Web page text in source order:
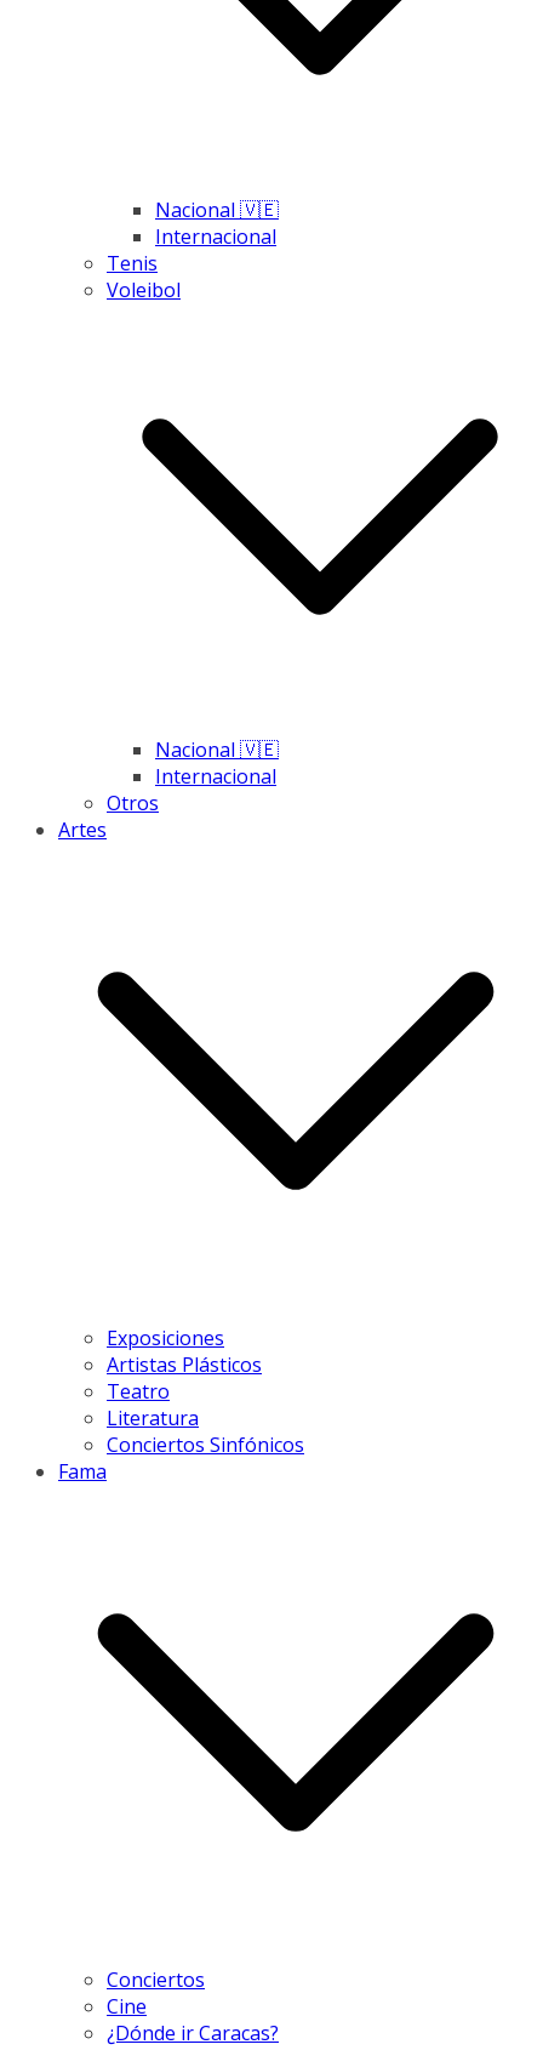
Nacional 🇻🇪
Internacional
Tenis
Voleibol
Nacional 🇻🇪
Internacional
Otros
Artes
Exposiciones
Artistas Plásticos
Teatro
Literatura
Conciertos Sinfónicos
Fama
Conciertos
Cine
¿Dónde ir Caracas?